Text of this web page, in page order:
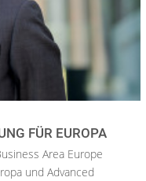
FÜR EUROPA
Area Europe
und Advanced